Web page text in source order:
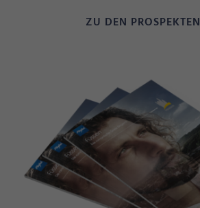
ZU DEN PROSPEKTEN